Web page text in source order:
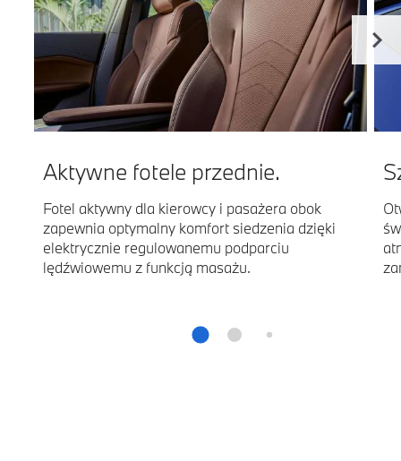
Aktywne fotele przednie.
Fotel aktywny dla kierowcy i pasażera obok
zapewnia optymalny komfort siedzenia dzięki
elektrycznie regulowanemu podparciu
lędźwiowemu z funkcją masażu.